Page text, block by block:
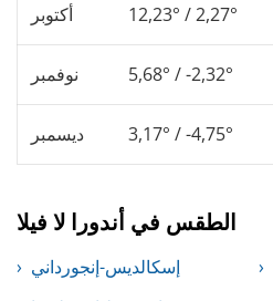
أكتوبر 12,23° / 2,27°
نوفمبر 5,68° / -2,32°
ديسمبر 3,17° / -4,75°
الطقس في أندورا لا فيلا
إسكالديس-إنجورداني